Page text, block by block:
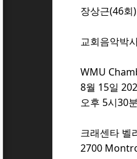
장상근(46회
교회음악박
WMU
8월 15일
오후 5시30분
크래센타 벨
2700